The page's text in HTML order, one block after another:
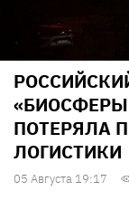
ПОТЕРЯЛА
ЛОГИСТИКИ
05 Августа 19:17